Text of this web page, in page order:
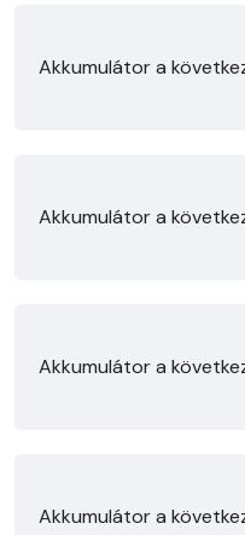
Akkumulátor a
Akkumulátor a
Akkumulátor a
Akkumulátor a